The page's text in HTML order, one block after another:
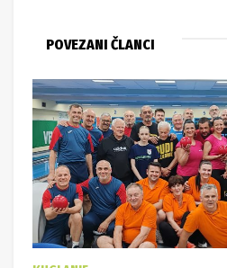
POVEZANI ČLANCI